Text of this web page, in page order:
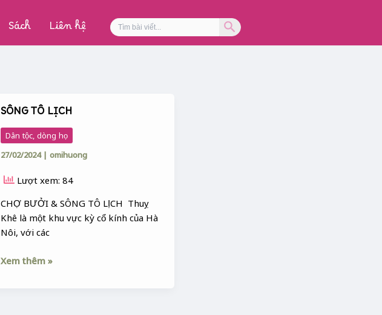
Sách Liên hệ Search
for:
Search Button
SÔNG TÔ LỊCH
Dân tộc, dòng họ
27/02/2024 |omihuong
Lượt xem: 84
CHỢ BƯỞI & SÔNG TÔ LỊCH Thuỵ
Khê là một khu vực kỳ cổ kính của Hà
Nôi, với các
SÔNG
TÔ
LỊCH
Xem thêm »